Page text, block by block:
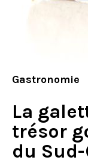
Gastronomie
La
trésor
du